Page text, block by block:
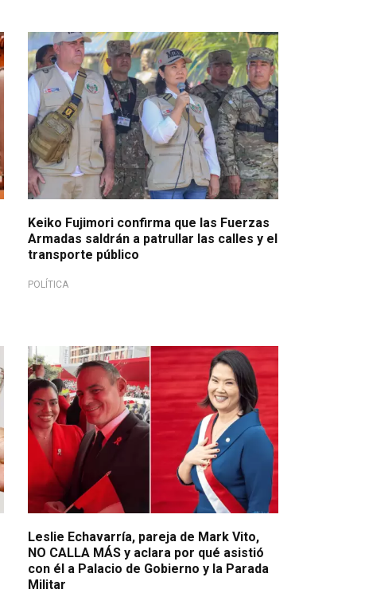
Lucha contra la criminalidad
Keiko Fujimori confirma que las Fuerzas
Armadas saldrán a patrullar las calles y el
transporte público
POLÍTICA
A través de un video
Leslie Echavarría, pareja de Mark Vito,
NO CALLA MÁS y aclara por qué asistió
con él a Palacio de Gobierno y la Parada
Militar